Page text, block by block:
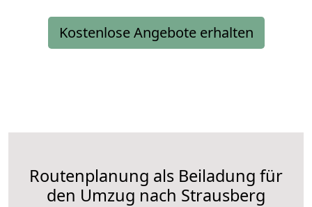
Kostenlose Angebote erhalten
Routenplanung als Beiladung für
den Umzug nach Strausberg